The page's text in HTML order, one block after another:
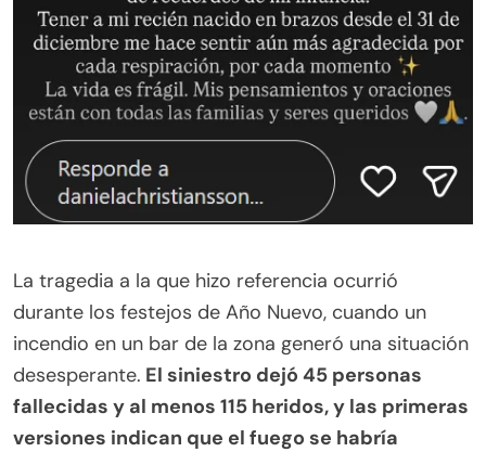
La tragedia a la que hizo referencia ocurrió
durante los festejos de Año Nuevo, cuando un
incendio en un bar de la zona generó una situación
desesperante. El siniestro dejó 45 personas
fallecidas y al menos 115 heridos, y las primeras
versiones indican que el fuego se habría